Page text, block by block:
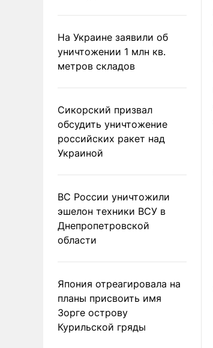
На Украине заявили об
уничтожении 1 млн кв.
метров складов
Сикорский призвал
обсудить уничтожение
российских ракет над
Украиной
ВС России уничтожили
эшелон техники ВСУ в
Днепропетровской
области
Япония отреагировала на
планы присвоить имя
Зорге острову
Курильской гряды